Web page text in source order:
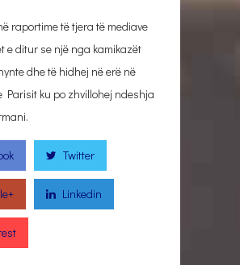
raportime të tjera të mediave
e ditur se një nga kamikazët
dhe të hidhej në erë në
Parisit ku po zhvillohej ndeshja
Twitter
Linkedin